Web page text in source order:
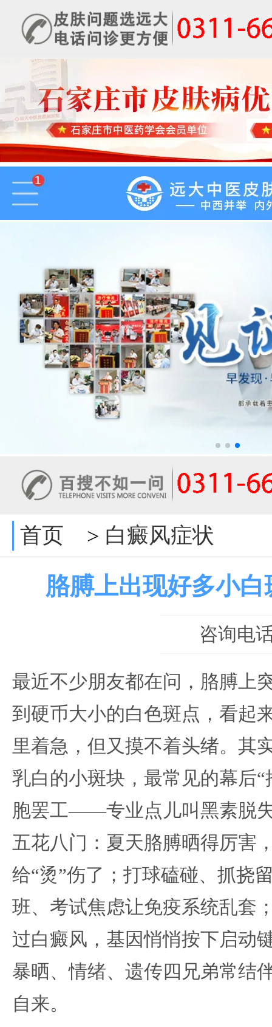
首页 > 白癜风症状
胳膊上出现好多小
咨询电
最近不少朋友都在问，胳膊上
到硬币大小的白色斑点，看起
里着急，但又摸不着头绪。其
乳白的小斑块，最常见的幕后
胞罢工——专业点儿叫黑素脱
五花八门：夏天胳膊晒得厉害
给“烫”伤了；打球磕碰、抓挠
班、考试焦虑让免疫系统乱套
过白癜风，基因悄悄按下启动
暴晒、情绪、遗传四兄弟常结
自来。